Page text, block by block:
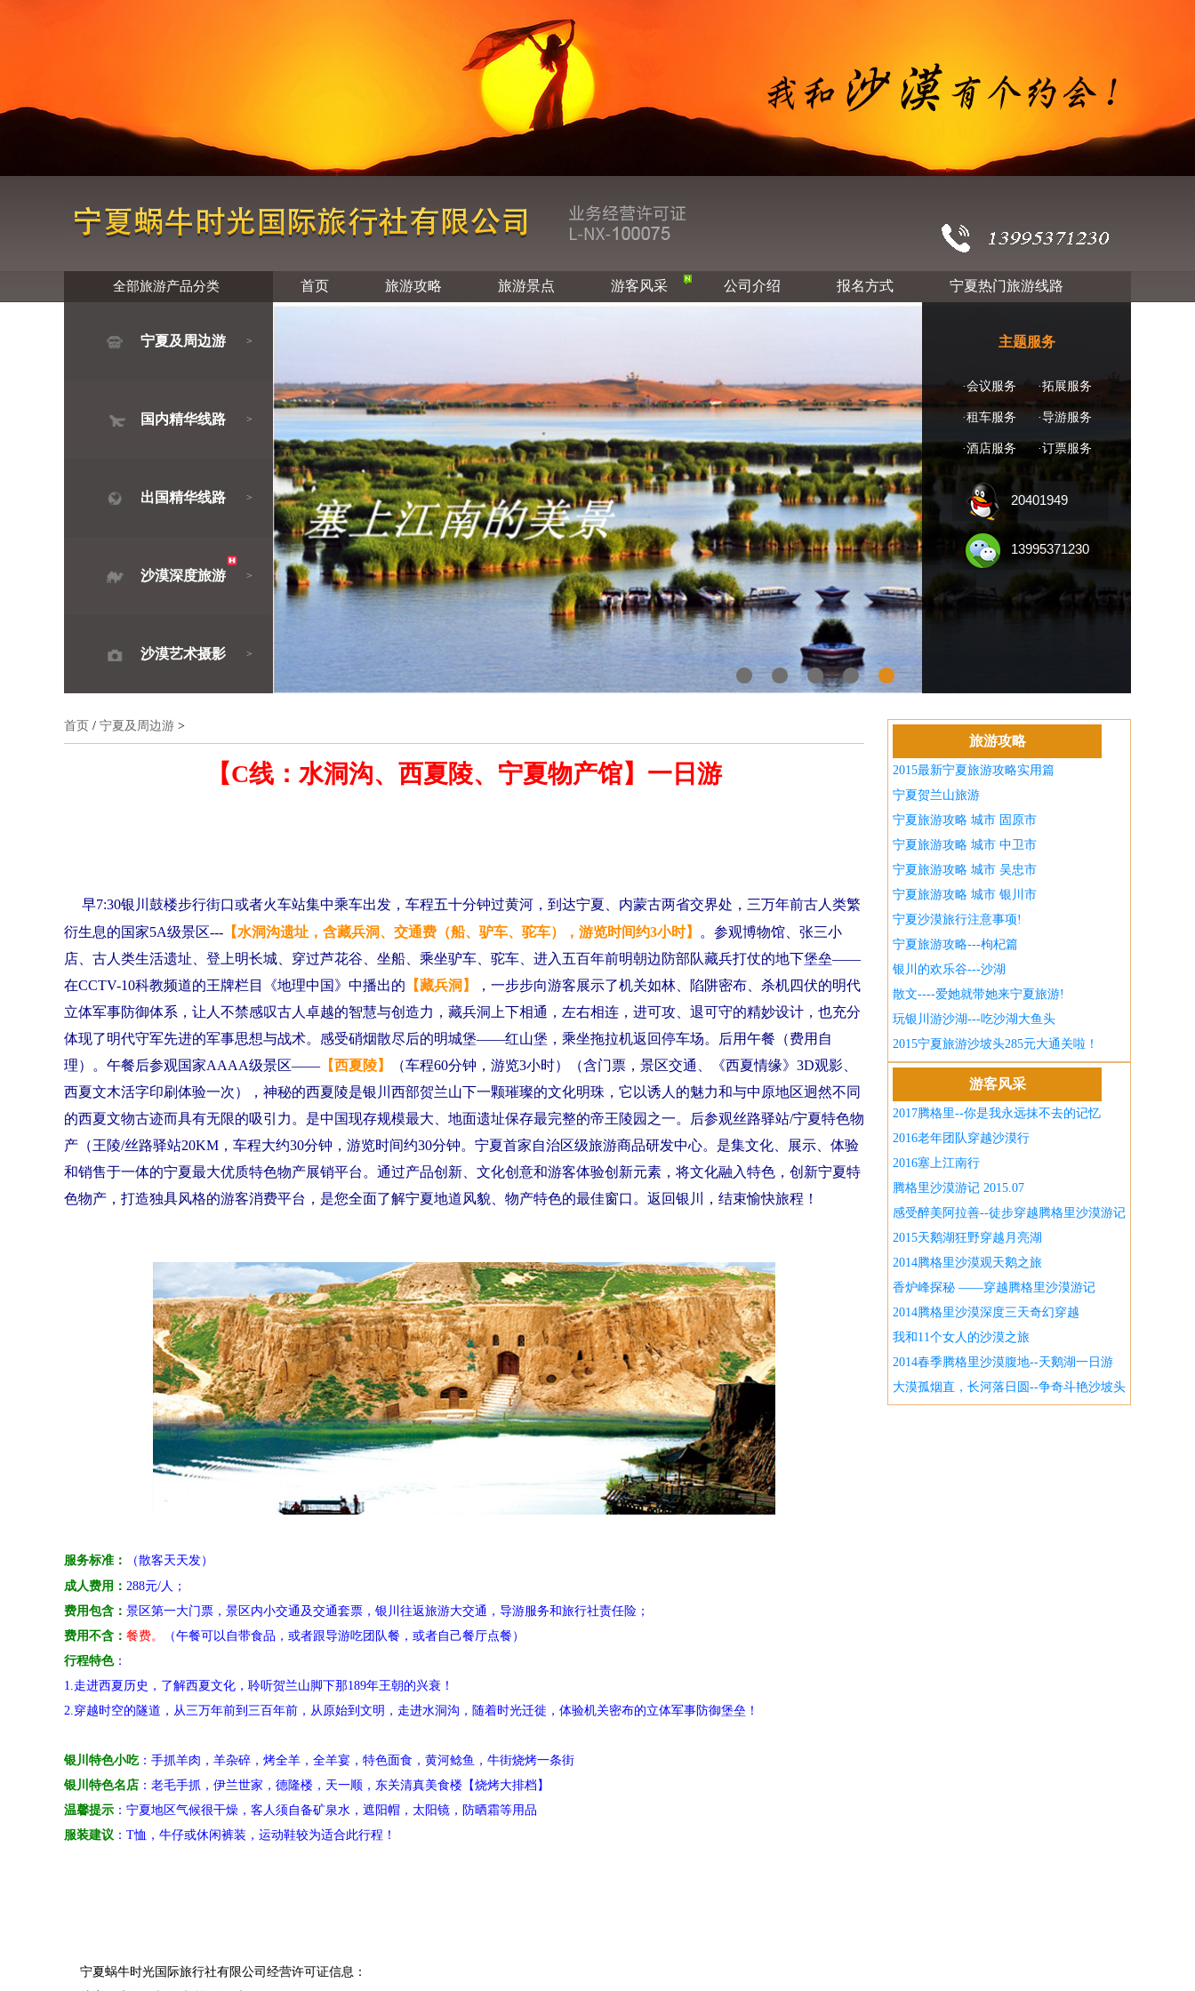
全部旅游产品分类 首页 旅游攻略 旅游景点 游客风采 公司介绍 报名方式 宁夏热门旅游线路
宁夏及周边游 >
国内精华线路 >
出国精华线路 >
沙漠深度旅游 >
沙漠艺术摄影 >
主题服务
·会议服务 ·拓展服务
·租车服务 ·导游服务
·酒店服务 ·订票服务
20401949
13995371230
首页 / 宁夏及周边游 >
【C线：水洞沟、西夏陵、宁夏物产馆】一日游
早7:30银川鼓楼步行街口或者火车站集中乘车出发， 车程五十分钟过黄河，到达宁夏、内蒙古两省交界处，三万年前古人类繁
衍生息的国家5A级景区--- 【水洞沟遗址，含藏兵洞、交通费（船、驴车、驼车），游览时间约3小时】
。参观博物馆、张三小
店、古人类生活遗址、登上明长城、穿过芦花谷、坐船、乘坐驴车、驼车、进入五百年前明朝边防部队藏兵打仗的地下堡垒——
在CCTV-10科教频道的王牌栏目《地理中国》中播出的 【藏兵洞】
，一步步向游客展示了机关如林、陷阱密布、杀机四伏的明代
立体军事防御体系，让人不禁感叹古人卓越的智慧与创造力，藏兵洞上下相通，左右相连，进可攻、退可守的精妙设计，也充分
体现了明代守军先进的军事思想与战术。感受硝烟散尽后的明城堡——红山堡，乘坐拖拉机返回停车场。后用午餐（费用自
理）。午餐后参观国家AAAA级景区—— 【西夏陵】
（车程60分钟，游览3小时）（含门票，景区交通、《西夏情缘》3D观影、
西夏文木活字印刷体验一次），神秘的西夏陵是银川西部贺兰山下一颗璀璨的文化明珠，它以诱人的魅力和与中原地区迥然不同
的西夏文物古迹而具有无限的吸引力。是中国现存规模最大、地面遗址保存最完整的帝王陵园之一。后参观丝路驿站/宁夏特色物
产（王陵/丝路驿站20KM，车程大约30分钟，游览时间约30分钟。宁夏首家自治区级旅游商品研发中心。是集文化、展示、体验
和销售于一体的宁夏最大优质特色物产展销平台。通过产品创新、文化创意和游客体验创新元素，将文化融入特色，创新宁夏特
色物产，打造独具风格的游客消费平台，是您全面了解宁夏地道风貌、物产特色的最佳窗口。返回银川，结束愉快旅程！
服务标准 ：
（散客天天发）
成人费用 ： 288元/人；
费用包含 ： 景区第一大门票，景区内小交通及交通套票，银川往返旅游大交通，导游服务和旅行社责任险；
费用不含： 餐费。
（午餐可以自带食品，或者跟导游吃团队餐，或者自己餐厅点餐）
行程特色：
1.走进西夏历史，了解西夏文化， 聆听贺兰山脚下那189年王朝的兴衰！
2.穿越时空的隧道，从三万年前到三百年前，从原始到文明，走进水洞沟，随着时光迁徙，体验机关密布的立体军事防御堡垒！
银川特色小吃：手抓羊肉，羊杂碎，烤全羊，全羊宴，特色面食，黄河鲶鱼，牛街烧烤一条街
银川特色名店 ：老毛手抓，伊兰世家，德隆楼，天一顺，东关清真美食楼【烧烤大排档】
温馨提示 ：宁夏地区气候很干燥，客人须自备矿泉水，遮阳帽，太阳镜，防晒霜等用品
服装建议 ：T恤，牛仔或休闲裤装，运动鞋较为适合此行程！
旅游攻略
2015最新宁夏旅游攻略实用篇
宁夏贺兰山旅游
宁夏旅游攻略 城市 固原市
宁夏旅游攻略 城市 中卫市
宁夏旅游攻略 城市 吴忠市
宁夏旅游攻略 城市 银川市
宁夏沙漠旅行注意事项!
宁夏旅游攻略---枸杞篇
银川的欢乐谷---沙湖
散文----爱她就带她来宁夏旅游!
玩银川游沙湖---吃沙湖大鱼头
2015宁夏旅游沙坡头285元大通关啦！
游客风采
2017腾格里--你是我永远抹不去的记忆
2016老年团队穿越沙漠行
2016塞上江南行
腾格里沙漠游记 2015.07
感受醉美阿拉善--徒步穿越腾格里沙漠游记
2015天鹅湖狂野穿越月亮湖
2014腾格里沙漠观天鹅之旅
香炉峰探秘 ——穿越腾格里沙漠游记
2014腾格里沙漠深度三天奇幻穿越
我和11个女人的沙漠之旅
2014春季腾格里沙漠腹地--天鹅湖一日游
大漠孤烟直，长河落日圆--争奇斗艳沙坡头
宁夏蜗牛时光国际旅行社有限公司经营许可证信息：